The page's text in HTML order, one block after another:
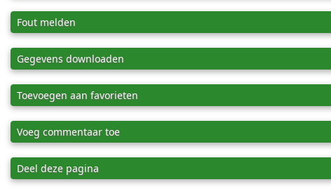
Fout melden
Gegevens downloaden
Toevoegen aan favorieten
Voeg commentaar toe
Deel deze pagina